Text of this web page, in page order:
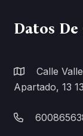
Datos
Calle
Apartado, 13